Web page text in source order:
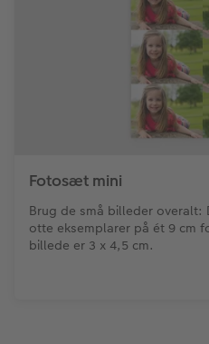
Fotosæt mini
Brug de små billeder
otte eksemplarer på ét 9 cm
billede er 3 x 4,5 cm.